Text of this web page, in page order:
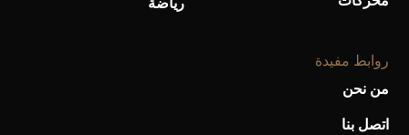
رياضة
روابط مفيدة
من نحن
اتصل بنا